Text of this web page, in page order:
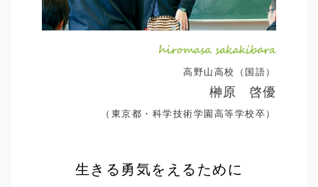
高野山高校（国語）
榊原 啓優
（東京都・科学技術学園高等学校卒）
生きる勇気をえるために